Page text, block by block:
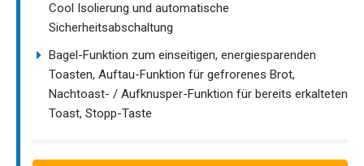
Cool Isolierung und automatische
Sicherheitsabschaltung
Bagel-Funktion zum einseitigen, energiesparenden
Toasten, Auftau-Funktion für gefrorenes Brot,
Nachtoast- / Aufknusper-Funktion für bereits erkalteten
Toast, Stopp-Taste